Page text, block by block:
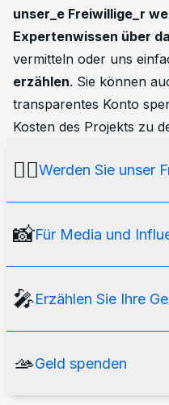
unser_e Freiwillige_r
Expertenwissen über
vermitteln oder uns
erzählen. Sie können
transparentes Konto
Kosten des Projekts zu
🙋‍♂️Werden Sie unser
Unsere
Hier ist die Liste der
📸Für Media und
Wir berichten über die
bemühen uns, unsere
🎤Erzählen Sie Ihre
Wir wollen die
🫴Geld spenden